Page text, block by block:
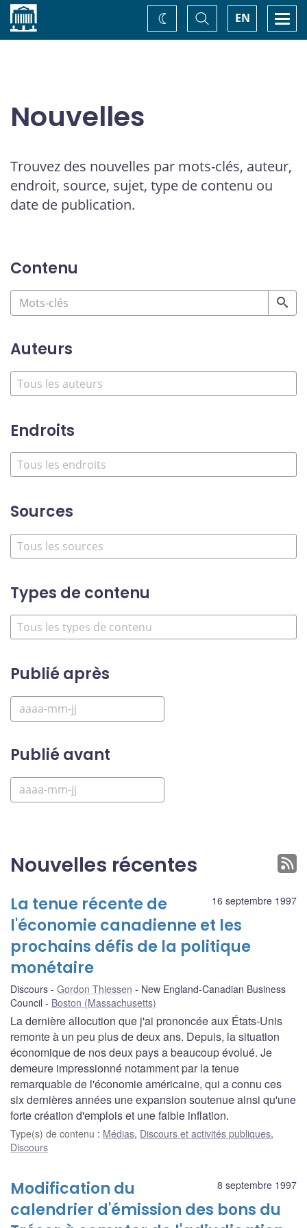
Accueil EN
Basculer
la
recherche
Changez
de
Nouvelles
Trouvez des nouvelles par mots-clés, auteur,
endroit, source, sujet, type de contenu ou
date de publication.
Contenu
Auteurs
Endroits
Sources
Types de contenu
Publié après
Publié avant
Nouvelles récentes
16 septembre 1997
La tenue récente de
l'économie canadienne et les
prochains défis de la politique
monétaire
Discours Gordon Thiessen
New England-Canadian Business
Council
Boston (Massachusetts)
La dernière allocution que j'ai prononcée aux États-Unis
remonte à un peu plus de deux ans. Depuis, la situation
économique de nos deux pays a beaucoup évolué. Je
demeure impressionné notamment par la tenue
remarquable de l'économie américaine, qui a connu ces
six dernières années une expansion soutenue ainsi qu'une
forte création d'emplois et une faible inflation.
Type(s) de contenu : Médias, Discours et activités publiques,
Discours
8 septembre 1997
Modification du
calendrier d'émission des bons du